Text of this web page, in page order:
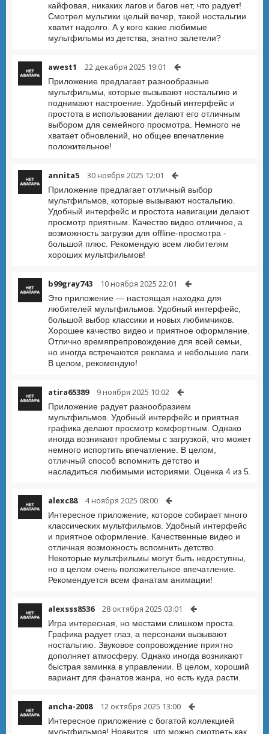
кайфовая, никаких лагов и багов нет, что радует!
Смотрел мультики целый вечер, такой ностальгии
хватит надолго. А у кого какие любимые
мультфильмы из детства, знатно залетели?
awest1 22 декабря 2025 19:01
Приложение предлагает разнообразные
мультфильмы, которые вызывают ностальгию и
поднимают настроение. Удобный интерфейс и
простота в использовании делают его отличным
выбором для семейного просмотра. Немного не
хватает обновлений, но общее впечатление
положительное!
annita5 30 ноября 2025 12:01
Приложение предлагает отличный выбор
мультфильмов, которые вызывают ностальгию.
Удобный интерфейс и простота навигации делают
просмотр приятным. Качество видео отличное, а
возможность загрузки для offline-просмотра -
большой плюс. Рекомендую всем любителям
хороших мультфильмов!
b99gray743 10 ноября 2025 22:01
Это приложение — настоящая находка для
любителей мультфильмов. Удобный интерфейс,
большой выбор классики и новых любимчиков.
Хорошее качество видео и приятное оформление.
Отлично времяпрепровождение для всей семьи,
но иногда встречаются реклама и небольшие лаги.
В целом, рекомендую!
atira65389 9 ноября 2025 10:02
Приложение радует разнообразием
мультфильмов. Удобный интерфейс и приятная
графика делают просмотр комфортным. Однако
иногда возникают проблемы с загрузкой, что может
немного испортить впечатление. В целом,
отличный способ вспомнить детство и
насладиться любимыми историями. Оценка 4 из 5.
alexc88 4 ноября 2025 08:00
Интересное приложение, которое собирает много
классических мультфильмов. Удобный интерфейс
и приятное оформление. Качественные видео и
отличная возможность вспомнить детство.
Некоторые мультфильмы могут быть недоступны,
но в целом очень положительное впечатление.
Рекомендуется всем фанатам анимации!
alexsss8536 28 октября 2025 03:01
Игра интересная, но местами слишком проста.
Графика радует глаз, а персонажи вызывают
ностальгию. Звуковое сопровождение приятно
дополняет атмосферу. Однако иногда возникают
быстрая заминка в управлении. В целом, хороший
вариант для фанатов жанра, но есть куда расти.
ancha-2008 12 октября 2025 13:00
Интересное приложение с богатой коллекцией
мультфильмов! Нравится, что можно смотреть как